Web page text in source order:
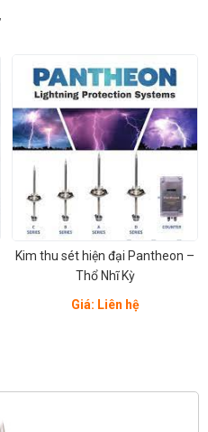
Kim thu sét hiện đại Pantheon –
Thổ Nhĩ Kỳ
Giá: Liên hệ